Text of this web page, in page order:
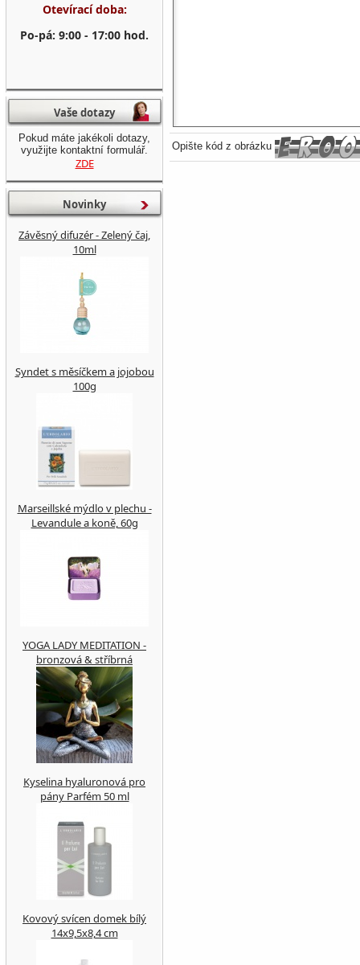
Opište kód z obrázku
Otevírací doba:
Po-pá: 9:00 - 17:00 hod.
Vaše dotazy
Pokud máte jakékoli dotazy,
využijte kontaktní formulář.
ZDE
Novinky
Závěsný difuzér - Zelený čaj,
10ml
Syndet s měsíčkem a jojobou
100g
Marseillské mýdlo v plechu -
Levandule a koně, 60g
YOGA LADY MEDITATION -
bronzová & stříbrná
Kyselina hyaluronová pro
pány Parfém 50 ml
Kovový svícen domek bílý
14x9,5x8,4 cm